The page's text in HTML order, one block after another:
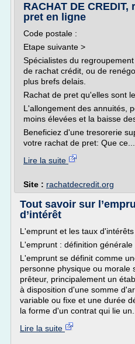
RACHAT DE
pret en ligne
Code postale :
Etape suivante >
Spécialistes du
de rachat crédit, ou de
plus brefs delais.
Rachat de pret qu'elles sont
L'allongement des annuités,
moins élevées et la baisse
Beneficiez d'une tresorerie
votre rachat de pret: Que ce...
Lire la suite
Site : rachatdecredit.org
Tout savoir sur
d’intérêt
L'emprunt et les taux d'intérêts
L'emprunt : définition générale
L'emprunt se définit comme
personne physique ou morale
prêteur, principalement un
à disposition d'une somme
variable ou fixe et une durée
la forme d'un contrat qui lie un...
Lire la suite